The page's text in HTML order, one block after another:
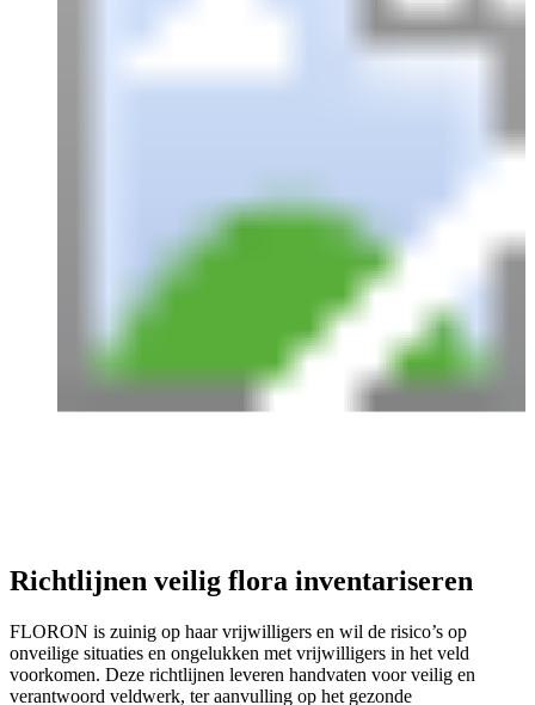
Richtlijnen veilig flora inventariseren
FLORON is zuinig op haar vrijwilligers en wil de risico’s op
onveilige situaties en ongelukken met vrijwilligers in het veld
voorkomen. Deze richtlijnen leveren handvaten voor veilig en
verantwoord veldwerk, ter aanvulling op het gezonde